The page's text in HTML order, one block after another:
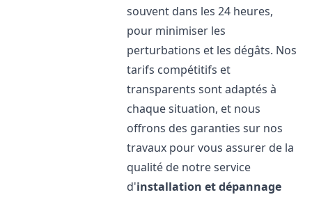
souvent dans les 24 heures,
pour minimiser les
perturbations et les dégâts. Nos
tarifs compétitifs et
transparents sont adaptés à
chaque situation, et nous
offrons des garanties sur nos
travaux pour vous assurer de la
qualité de notre service
d'installation et dépannage